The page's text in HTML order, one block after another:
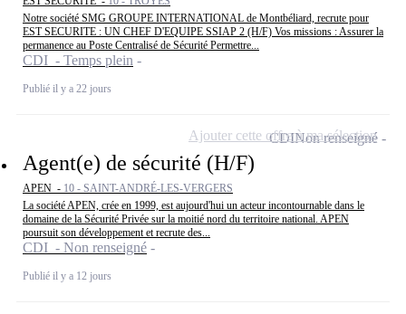
Notre société SMG GROUPE INTERNATIONAL de Montbéliard, recrute pour
EST SECURITE : UN CHEF D'EQUIPE SSIAP 2 (H/F) Vos missions : Assurer la
permanence au Poste Centralisé de Sécurité Permettre...
CDI - Temps plein
Publié il y a 22 jours
Agent(e) de sécurité (H/F)
APEN - 10 - SAINT-ANDRÉ-LES-VERGERS
La société APEN, crée en 1999, est aujourd'hui un acteur incontournable dans le
domaine de la Sécurité Privée sur la moitié nord du territoire national. APEN
poursuit son développement et recrute des...
CDI - Non renseigné
Publié il y a 12 jours
CDINon renseigné
Ajouter cette offre à ma sélection